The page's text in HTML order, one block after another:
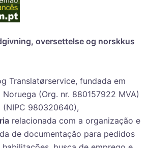
oversettelse og norskkus
Translatørservice, fundada em
(Org. nr. 880157922 MVA)
980320640),
relacionada com a organização e
de documentação para pedidos